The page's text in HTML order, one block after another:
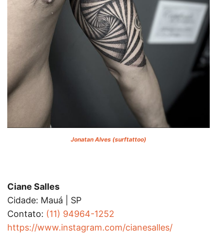
Jonatan Alves (surftattoo)
Ciane Salles
Cidade: Mauá | SP
Contato: (11) 94964-1252
https://www.instagram.com/cianesalles/